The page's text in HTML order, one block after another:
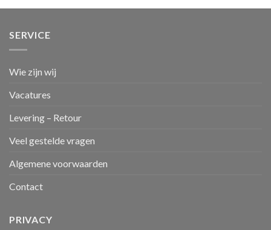
SERVICE
Wie zijn wij
Vacatures
Levering – Retour
Veel gestelde vragen
Algemene voorwaarden
Contact
PRIVACY